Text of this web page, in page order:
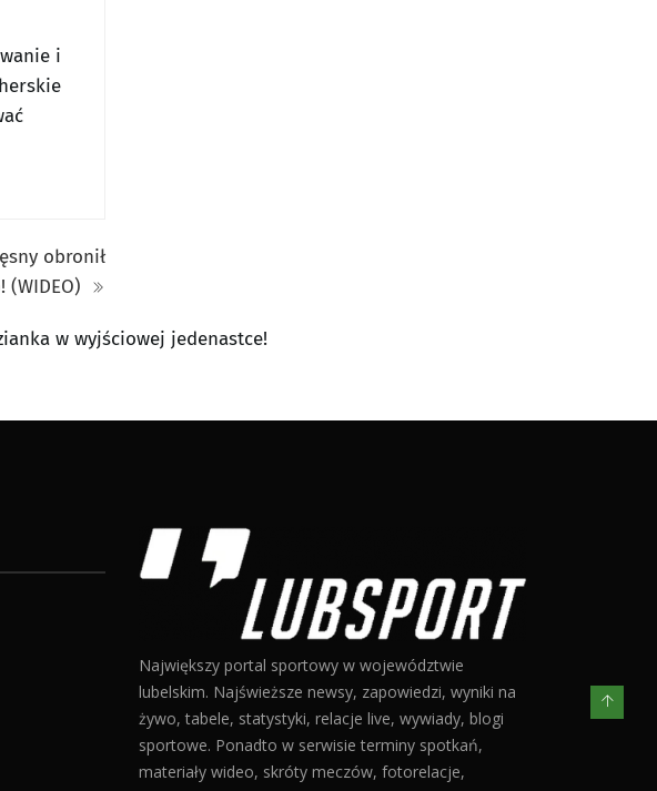
i
obronił
(WIDEO)
w wyjściowej jedenastce!
Największy portal sportowy w województwie
lubelskim. Najświeższe newsy, zapowiedzi, wyniki na
żywo, tabele, statystyki, relacje live, wywiady, blogi
sportowe. Ponadto w serwisie terminy spotkań,
materiały wideo, skróty meczów, fotorelacje,